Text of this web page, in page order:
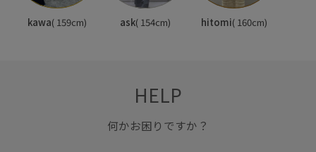
kawa( 159cm) ask( 154cm) hitomi( 160cm)
HELP
何かお困りですか？